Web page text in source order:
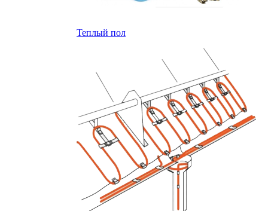
Теплый пол